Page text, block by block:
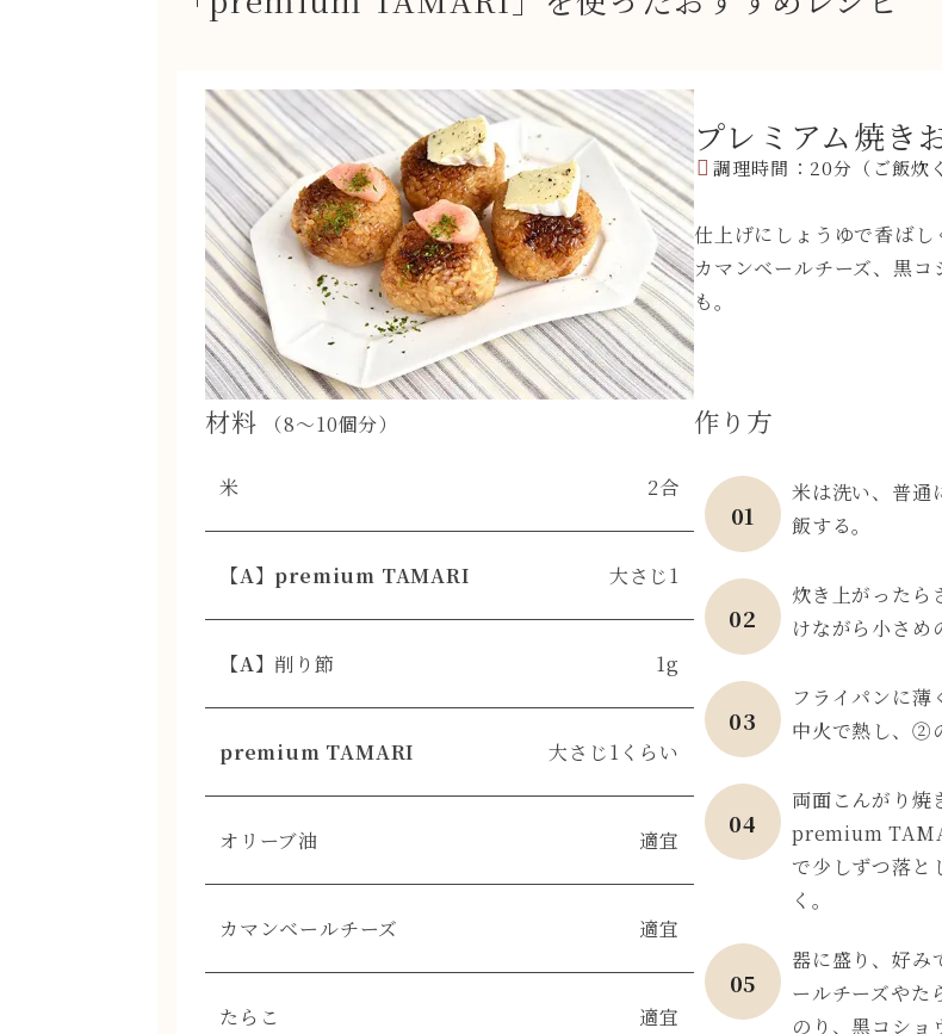
プレミアム焼き
調理時間：20分（ご飯炊
仕上げにしょうゆで香ばし
カマンベールチーズ、黒
も。
材料 （8〜10個分）
米 2合
【A】premium TAMARI 大さじ1
【A】 削り節 1g
premium TAMARI 大さじ1くらい
オリーブ油 適宜
カマンベールチーズ 適宜
たらこ 適宜
作り方
01
米は洗い、普通
飯する。
02
炊き上がったら
けながら小さめ
03
フライパンに薄
中火で熱し、②
04
両面こんがり焼
premium
で少しずつ落と
く。
05
器に盛り、好み
ールチーズやた
のり、黑コショ